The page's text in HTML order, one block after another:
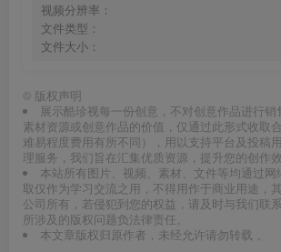
视频分辨率：
文件类型：
文件大小：
© 版权声明
展示酷珍视每一份创意，不对创意作品进行
素材资源或创意作品的价值，仅通过此形式收取
难易程度费用有所不同），用以支持平台及投稿
理服务，我们旨在汇集优质资源，提升您的创作效
本站所有图片、视频、素材、文件等均通过
取仅作为学习交流之用，不得用作于商业用途，
公司所有，若侵犯到您的权益，请及时与我们联
所涉及的版权问题负法律责任。
本文章版权归原作者，未经允许请勿转载 。